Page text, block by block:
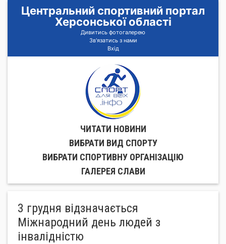
Центральний спортивний портал
Херсонської області
Дивитись фотогалерею
Зв'язатись з нами
Вхід
ЧИТАТИ НОВИНИ
ВИБРАТИ ВИД СПОРТУ
ВИБРАТИ СПОРТИВНУ ОРГАНIЗАЦIЮ
ГАЛЕРЕЯ СЛАВИ
3 грудня відзначається
Міжнародний день людей з
інвалідністю